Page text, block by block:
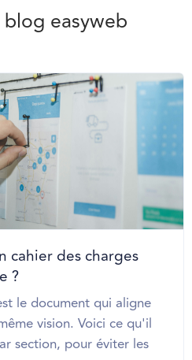
easyweb
cahier des charges
?
le document qui aligne
vision. Voici ce qu'il
section, pour éviter les